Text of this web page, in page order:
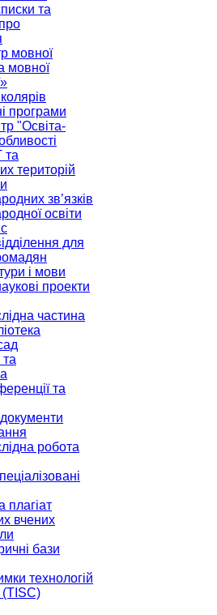
та
мовної
мовної
програми
"Освіта-
та
територій
зв’язків
освіти
для
і мови
проекти
частина
та
робота
плагіат
вчених
бази
технологій
(TISC)